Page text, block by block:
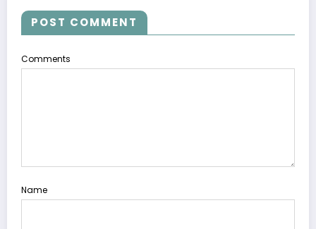
POST COMMENT
Comments
Name